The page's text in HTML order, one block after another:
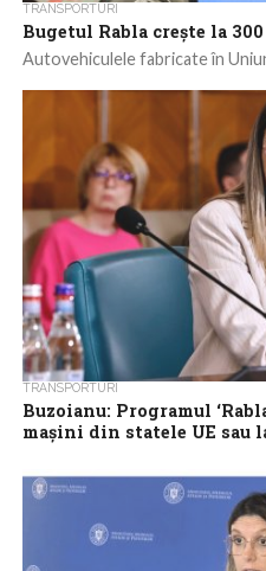
TRANSPORTURI
Bugetul Rabla crește la
Autovehiculele fabricate în
mediteranean vor fi eligibile în...
TRANSPORTURI
Buzoianu: Programul
mașini din statele UE sau
Perspectiva ca un program tip
statele din Uniunea Europeană